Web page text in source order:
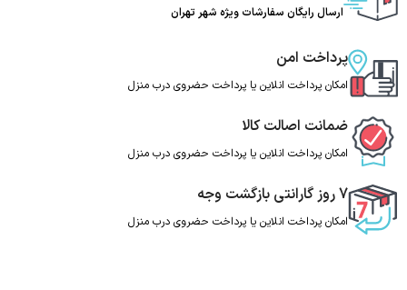
ارسال رایگان سفارشات ویژه شهر تهران
پرداخت امن
امکان پرداخت انلاین یا پرداخت حضروی درب منزل
ضمانت اصالت کالا
امکان پرداخت انلاین یا پرداخت حضروی درب منزل
7 روز گارانتی بازگشت وجه
امکان پرداخت انلاین یا پرداخت حضروی درب منزل